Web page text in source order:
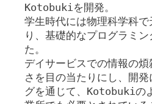
Kotobukiを開発。
学生時代には物理科学科
り、基礎的なプログラミ
た。
デイサービスでの情報の
さを目の当たりにし、開発
グを通じて、Kotobukiの